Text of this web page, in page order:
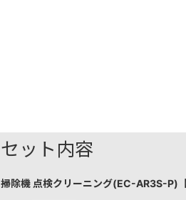
セット内容
掃除機 点検クリーニング(EC-AR3S-P)【